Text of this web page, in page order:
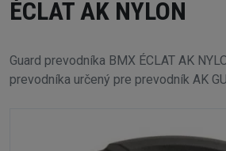
ÉCLAT AK NYLON
Guard prevodníka BMX ÉCLAT AK
prevodníka určený pre prevodník AK